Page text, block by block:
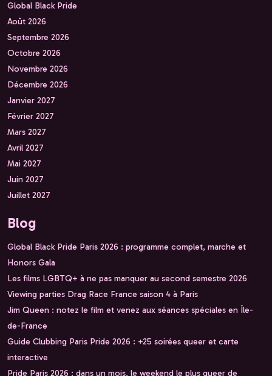
Global Black Pride
Août 2026
Septembre 2026
Octobre 2026
Novembre 2026
Décembre 2026
Janvier 2027
Février 2027
Mars 2027
Avril 2027
Mai 2027
Juin 2027
Juillet 2027
Blog
Global Black Pride Paris 2026 : programme complet, marche et
Honors Gala
Les films LGBTQ+ à ne pas manquer au second semestre 2026
Viewing parties Drag Race France saison 4 à Paris
Jim Queen : notez le film et venez aux séances spéciales en Île-
de-France
Guide Clubbing Paris Pride 2026 : +25 soirées queer et carte
interactive
Pride Paris 2026 : dans un mois, le weekend le plus queer de